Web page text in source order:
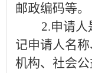
邮政编码等。
2.申请人
记申请人名
机构、社会